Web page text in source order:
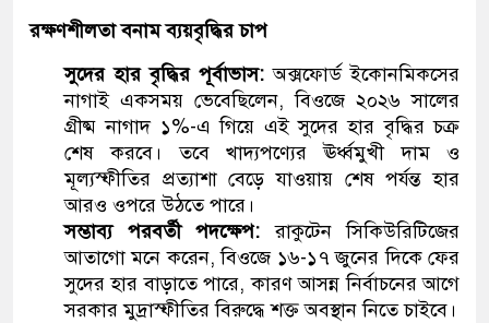
রক্ষণশীলতা বনাম ব্যয়বৃদ্ধির চাপ
সুদের হার বৃদ্ধির পূর্বাভাস: অক্সফোর্ড ইকোনমিকসের
নাগাই একসময় ভেবেছিলেন, বিওজে ২০২৬ সালের
গ্রীষ্ম নাগাদ ১%-এ গিয়ে এই সুদের হার বৃদ্ধির চক্র
শেষ করবে। তবে খাদ্যপণ্যের ঊর্ধ্বমুখী দাম ও
মূল্যস্ফীতির প্রত্যাশা বেড়ে যাওয়ায় শেষ পর্যন্ত হার
আরও ওপরে উঠতে পারে।
সম্ভাব্য পরবর্তী পদক্ষেপ: রাকুটেন সিকিউরিটিজের
আতাগো মনে করেন, বিওজে ১৬-১৭ জুনের দিকে ফের
সুদের হার বাড়াতে পারে, কারণ আসন্ন নির্বাচনের আগে
সরকার মুদ্রাস্ফীতির বিরুদ্ধে শক্ত অবস্থান নিতে চাইবে।